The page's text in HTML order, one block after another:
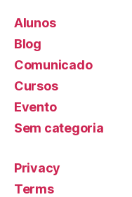
Alunos
Blog
Comunicado
Cursos
Evento
Sem categoria
Privacy
Terms